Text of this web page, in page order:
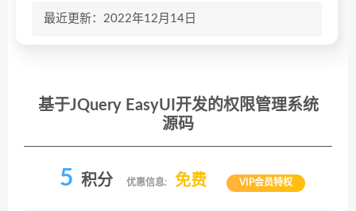
最近更新：2022年12月14日
基于JQuery EasyUI开发的权限管理系统
源码
5 积分 优惠信息: 免费 VIP会员特权